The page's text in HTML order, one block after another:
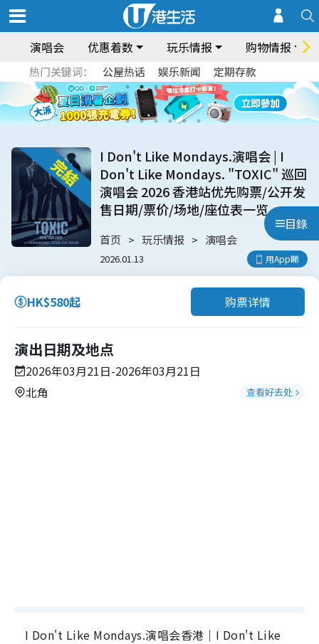
演唱会 优惠着数 玩乐情报 购物情报
热门关键词： 公屋热话 娱乐新闻 定期存款
目錄
I Don't Like Mondays.演唱会 | I
Don't Like Mondays. "TOXIC" 巡回
演唱会 2026 香港站优先购票/公开发
售日期/票价/场地/座位表一览
首页 玩乐情报 演唱会
2026.01.13 用App睇
HK$580起 购票详情
演出日期及地点
2026年03月21日-2026年03月21日
北角
查看好去处
I Don't Like Mondays.演唱会香港｜I Don't Like